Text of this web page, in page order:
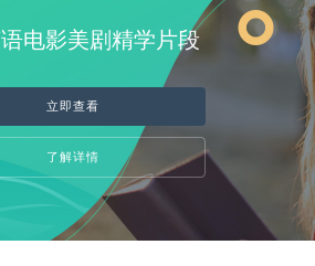
电影美剧精学片段
立即查看
了解详情